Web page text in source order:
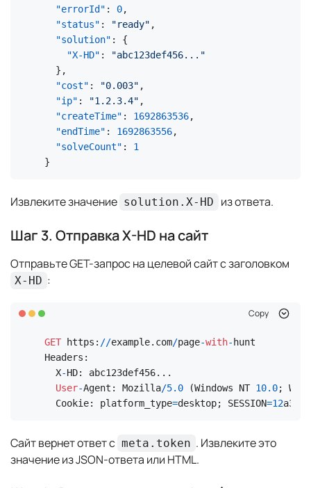
"errorId" : 0,
"status" : "ready" ,
"solution" :
{
"X-HD" :
"abc123def456..."
} ,
"cost" : "0.003" ,
"ip" : "1.2.3.4" ,
"createTime" : 1692863536,
"endTime" : 1692863556,
"solveCount" :
1
}
Извлеките значение solution.X-HD из ответа.
Шаг 3. Отправка X-HD на сайт
Отправьте GET-запрос на целевой сайт с заголовком
X-HD :
Copy
GET https: //example.com/page-with- hunt
Headers:
  X
-HD: abc123def456...
User-Agent: Mozilla/5.0 (Windows NT 10.0;
  Cookie: platform_type
=desktop; SESSION=12
Сайт вернет ответ с meta.token . Извлеките это
значение из JSON-ответа или HTML.